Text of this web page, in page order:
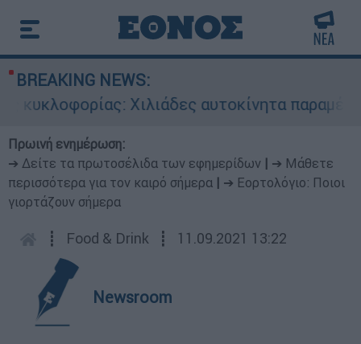
BREAKING NEWS:
Χιλιάδες αυτοκίνητα
Πρωινή ενημέρωση:
➔ Δείτε τα πρωτοσέλιδα των εφημερίδων
➔ Μάθετε
περισσότερα για τον καιρό σήμερα
➔ Εορτολόγιο: Ποιοι
γιορτάζουν σήμερα
┋ Food & Drink ┋ 11.09.2021 13:22
Newsroom